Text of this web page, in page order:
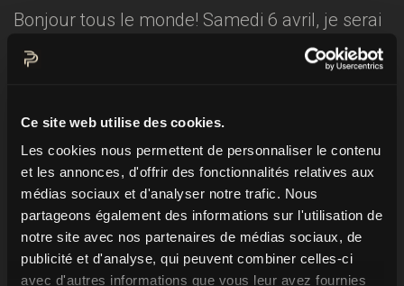
Ce site web utilise des cookies.
Les cookies nous permettent de personnaliser le contenu
et les annonces, d'offrir des fonctionnalités relatives aux
médias sociaux et d'analyser notre trafic. Nous
partageons également des informations sur l'utilisation de
notre site avec nos partenaires de médias sociaux, de
publicité et d'analyse, qui peuvent combiner celles-ci
avec d'autres informations que vous leur avez fournies
Bonjour tous le monde! Samedi 6 avril, je serai
l'hôte d'un événement très important pour une
entreprise qui m'a régulièrement réservé pour
gala des 50 ans deFinstral
principaux fabricants de fenêtres et exporte
dans toute l'Europe. Il n’est donc pas
surprenant que près de 1 250 invités de toute
l’Europe assistent à ce gala. Parmi les
nombreux invités figure le champion du monde